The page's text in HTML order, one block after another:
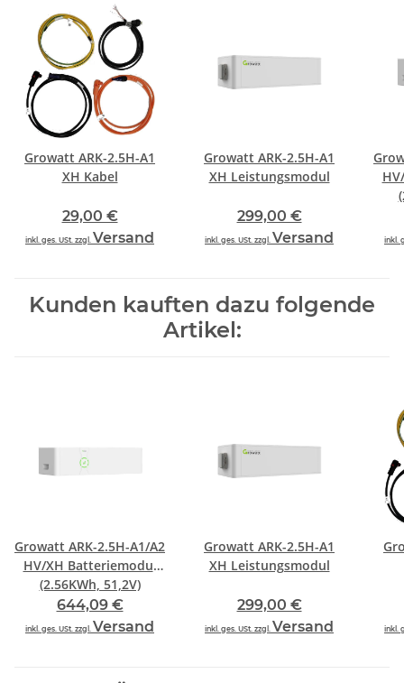
Growatt ARK-2.5H-A1
XH Kabel
29,00 €
inkl. ges. USt. zzgl. Versand
Growatt ARK-2.5H-A1
XH Leistungsmodul
299,00 €
inkl. ges. USt. zzgl. Versand inkl.
Kunden kauften dazu folgende
Artikel:
Growatt ARK-2.5H-A1/A2
HV/XH Batteriemodul
(2.56KWh, 51,2V)
644,09 €
inkl. ges. USt. zzgl. Versand
Growatt ARK-2.5H-A1
XH Leistungsmodul
299,00 €
inkl. ges. USt. zzgl. Versand inkl.